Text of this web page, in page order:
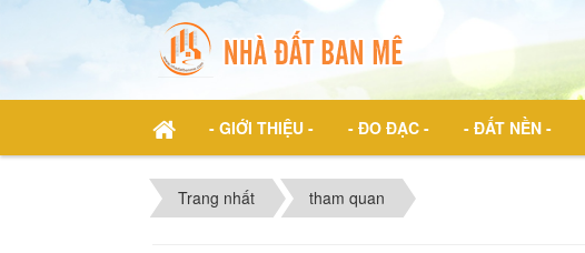
- GIỚI THIỆU - - ĐO ĐẠC - - ĐẤT NỀN -
Trang nhất tham quan